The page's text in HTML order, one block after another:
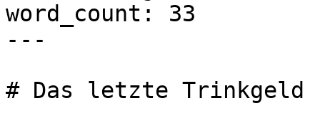
word_count: 33
---
# Das letzte Trinkgeld